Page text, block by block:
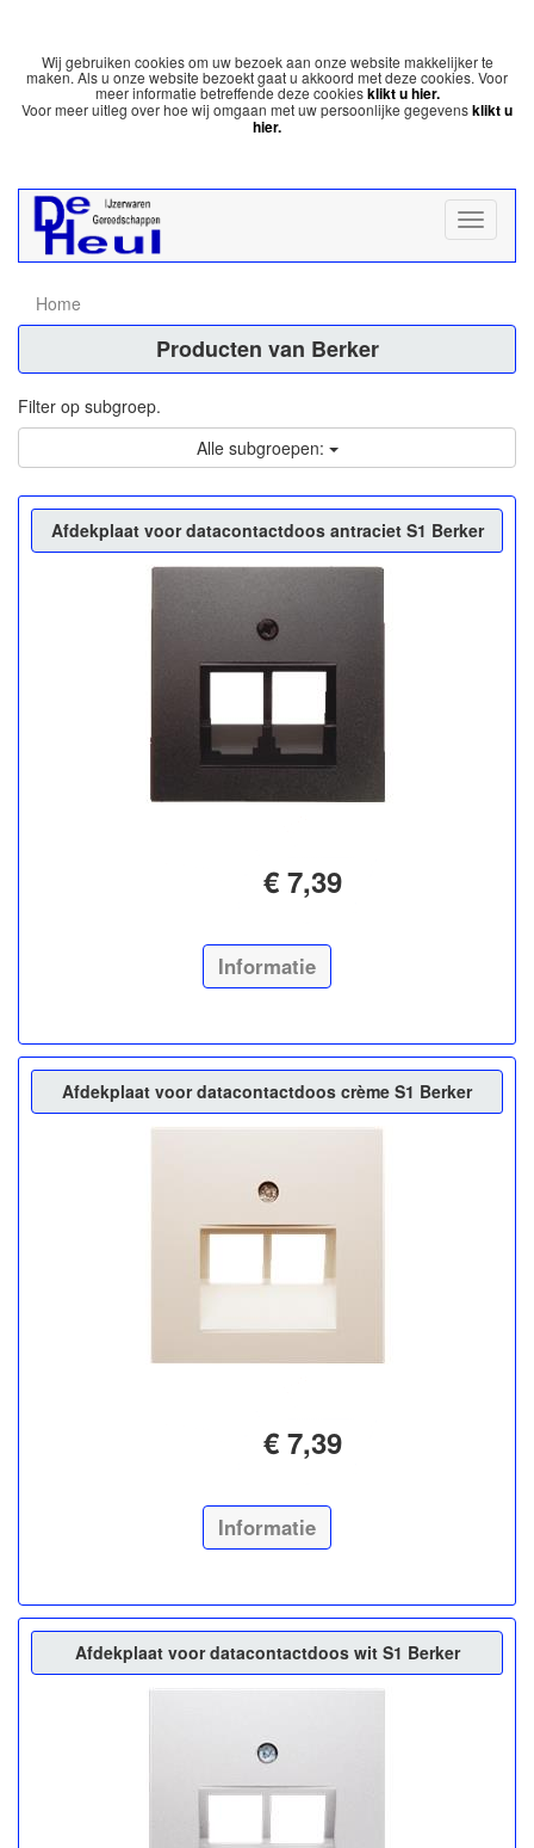
Wij gebruiken cookies om uw bezoek aan onze website makkelijker te
maken. Als u onze website bezoekt gaat u akkoord met deze cookies. Voor
meer informatie betreffende deze cookiesklikt u hier.
Voor meer uitleg over hoe wij omgaan met uw persoonlijke gegevensklikt u
hier.
Home
Producten van Berker
Filter op subgroep.
Alle subgroepen:
Afdekplaat voor datacontactdoos antraciet S1 Berker
€ 7,39
Informatie
Afdekplaat voor datacontactdoos crème S1 Berker
€ 7,39
Informatie
Afdekplaat voor datacontactdoos wit S1 Berker